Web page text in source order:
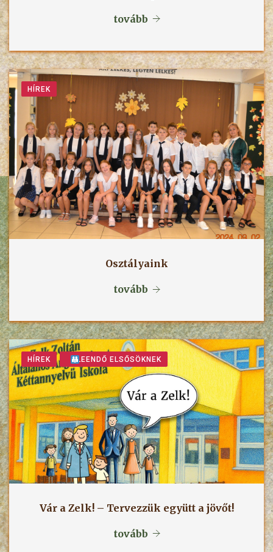
tovább
HÍREK
Osztályaink
tovább
HÍREK LEENDŐ ELSŐSÖKNEK
Vár a Zelk! – Tervezzük együtt a jövőt!
tovább